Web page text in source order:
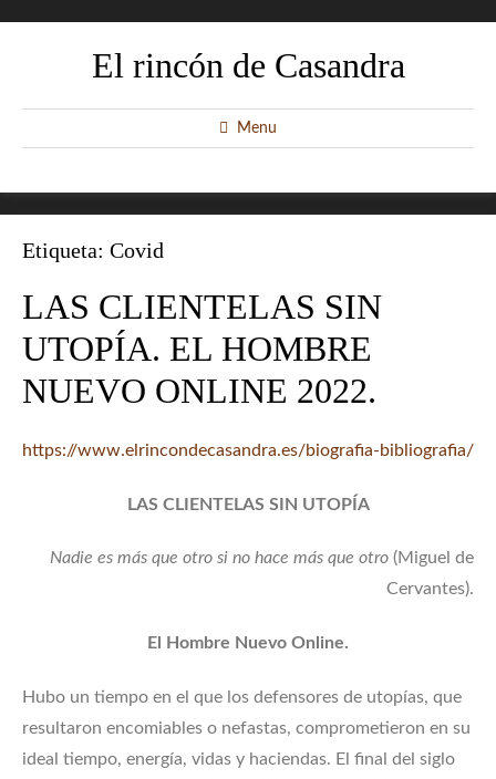
El rincón de Casandra
Menu
Etiqueta: Covid
LAS CLIENTELAS SIN
UTOPÍA. EL HOMBRE
NUEVO ONLINE 2022.
https://www.elrincondecasandra.es/biografia-bibliografia/
LAS CLIENTELAS SIN UTOPÍA
Nadie es más que otro si no hace más que otro (Miguel de
Cervantes).
El Hombre Nuevo Online.
Hubo un tiempo en el que los defensores de utopías, que
resultaron encomiables o nefastas, comprometieron en su
ideal tiempo, energía, vidas y haciendas. El final del siglo